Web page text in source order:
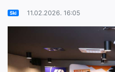
Ski 11.02.2026. 16:05